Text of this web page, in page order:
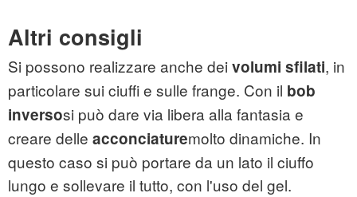
Altri consigli
Si possono realizzare anche dei volumi sfilati, in
particolare sui ciuffi e sulle frange. Con il bob
inversosi può dare via libera alla fantasia e
creare delle acconciaturemolto dinamiche. In
questo caso si può portare da un lato il ciuffo
lungo e sollevare il tutto, con l'uso del gel.